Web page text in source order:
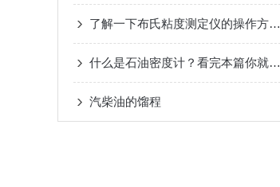
了解一下布氏粘度测定仪的操作方法及注意事项
什么是石油密度计？看完本篇你就知道了
汽柴油的馏程